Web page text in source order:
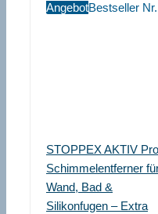
AngebotBestseller
STOPPEX AKTIV
Schimmelentferner
Wand, Bad &
Silikonfugen – Extra